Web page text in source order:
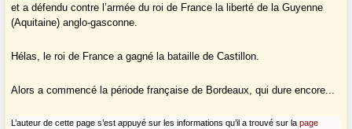
et a défendu contre l’armée du roi de France la liberté de la Guyenne
(Aquitaine) anglo-gasconne.
Hélas, le roi de France a gagné la bataille de Castillon.
Alors a commencé la période française de Bordeaux, qui dure encore...
L’auteur de cette page s’est appuyé sur les informations qu’il a trouvé sur lapage